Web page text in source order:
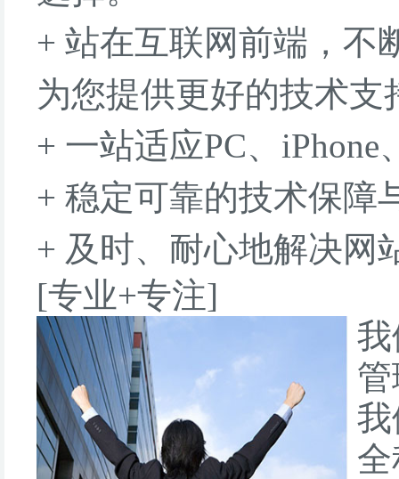
+ 站在互联网前端，不
为您提供更好的技术支
+ 一站适应PC、
+ 稳定可靠的技术保障
+ 及时、耐心地解决网
[专业+专注]